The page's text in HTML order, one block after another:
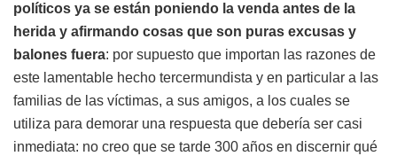
políticos ya se están poniendo la venda antes de la
herida y afirmando cosas que son puras excusas y
balones fuera: por supuesto que importan las razones de
este lamentable hecho tercermundista y en particular a las
familias de las víctimas, a sus amigos, a los cuales se
utiliza para demorar una respuesta que debería ser casi
inmediata: no creo que se tarde 300 años en discernir qué